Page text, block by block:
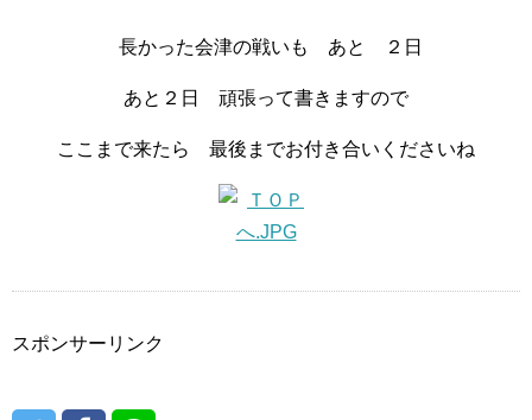
長かった会津の戦いも あと ２日
あと２日 頑張って書きますので
ここまで来たら 最後までお付き合いくださいね
スポンサーリンク